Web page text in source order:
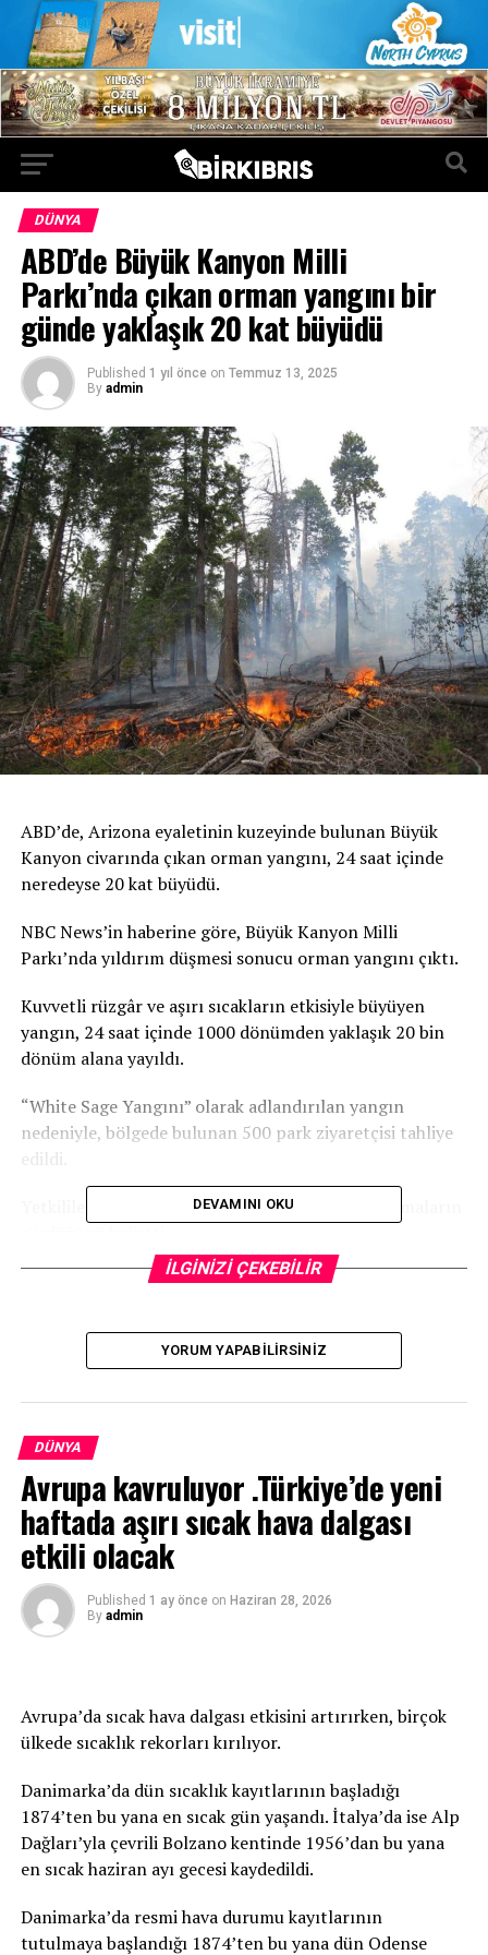
DÜNYA
ABD’de Büyük Kanyon Milli
Parkı’nda çıkan orman yangını bir
günde yaklaşık 20 kat büyüdü
Published 1 yıl önce on Temmuz 13, 2025
By admin
ABD’de, Arizona eyaletinin kuzeyinde bulunan Büyük
Kanyon civarında çıkan orman yangını, 24 saat içinde
neredeyse 20 kat büyüdü.
NBC News’in haberine göre, Büyük Kanyon Milli
Parkı’nda yıldırım düşmesi sonucu orman yangını çıktı.
Kuvvetli rüzgâr ve aşırı sıcakların etkisiyle büyüyen
yangın, 24 saat içinde 1000 dönümden yaklaşık 20 bin
dönüm alana yayıldı.
“White Sage Yangını” olarak adlandırılan yangın
nedeniyle, bölgede bulunan 500 park ziyaretçisi tahliye
edildi.
Yetkililer, yangını kontrol altına almak için çalışmaların
İsrail, Elon Musk’ın SpaceX şirketi aracılığıyla “Dror 1”
Aliyev’den, Erdoğan’a terör örgütü PKK’nın silah
bırakması nedeniyle tebrik telefonu
DEVAMINI OKU
İLGİNİZİ ÇEKEBİLİR
YORUM YAPABILIRSINIZ
DÜNYA
Avrupa kavruluyor .Türkiye’de yeni
haftada aşırı sıcak hava dalgası
etkili olacak
Published 1 ay önce on Haziran 28, 2026
By admin
Avrupa’da sıcak hava dalgası etkisini artırırken, birçok
ülkede sıcaklık rekorları kırılıyor.
Danimarka’da dün sıcaklık kayıtlarının başladığı
1874’ten bu yana en sıcak gün yaşandı. İtalya’da ise Alp
Dağları’yla çevrili Bolzano kentinde 1956’dan bu yana
en sıcak haziran ayı gecesi kaydedildi.
Danimarka’da resmi hava durumu kayıtlarının
tutulmaya başlandığı 1874’ten bu yana dün Odense